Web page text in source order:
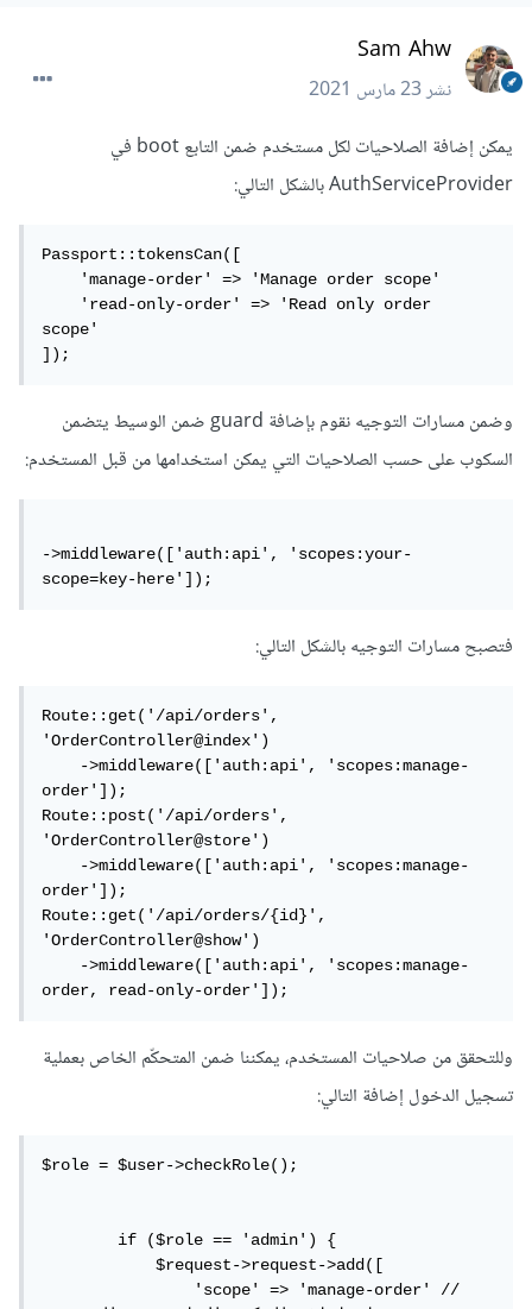
Sam Ahw
نشر23 مارس 2021
يمكن إضافة الصلاحيات لكل مستخدم ضمن التابع boot في
AuthServiceProvider بالشكل التالي:
Passport::tokensCan([
    'manage-order' => 'Manage order scope'
    'read-only-order' => 'Read only order
scope'
]);
وضمن مسارات التوجيه نقوم بإضافة guard ضمن الوسيط يتضمن
السكوب على حسب الصلاحيات التي يمكن استخدامها من قبل المستخدم:
->middleware(['auth:api', 'scopes:your-
scope=key-here']);
فتصبح مسارات التوجيه بالشكل التالي:
Route::get('/api/orders',
'OrderController@index')
    ->middleware(['auth:api', 'scopes:manage-
order']);
Route::post('/api/orders',
'OrderController@store')
    ->middleware(['auth:api', 'scopes:manage-
order']);
Route::get('/api/orders/{id}',
'OrderController@show')
    ->middleware(['auth:api', 'scopes:manage-
order, read-only-order']);
وللتحقق من صلاحيات المستخدم، يمكننا ضمن المتحكّم الخاص بعملية
تسجيل الدخول إضافة التالي:
$role = $user->checkRole();
        if ($role == 'admin') {
            $request->request->add([
                'scope' => 'manage-order' //